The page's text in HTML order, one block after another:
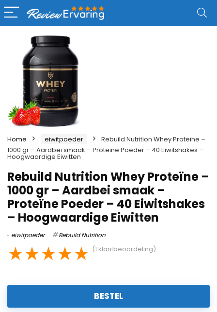
Home eiwitpoeder
Rebuild Nutrition Whey Proteïne –
1000 gr – Aardbei smaak – Proteïne Poeder – 40 Eiwitshakes –
Hoogwaardige Eiwitten
Rebuild Nutrition Whey Proteïne –
1000 gr – Aardbei smaak –
Proteïne Poeder – 40 Eiwitshakes
– Hoogwaardige Eiwitten
eiwitpoeder Rebuild Nutrition
★★★★★ (1 klantbeoordeling)
BESTEL